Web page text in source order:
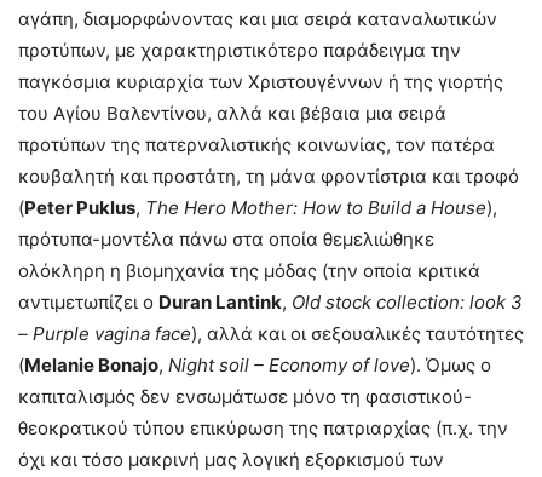
αγάπη, διαμορφώνοντας και μια σειρά καταναλωτικών
προτύπων, με χαρακτηριστικότερο παράδειγμα την
παγκόσμια κυριαρχία των Χριστουγέννων ή της γιορτής
του Αγίου Βαλεντίνου, αλλά και βέβαια μια σειρά
προτύπων της πατερναλιστικής κοινωνίας, τον πατέρα
κουβαλητή και προστάτη, τη μάνα φροντίστρια και τροφό
(Peter Puklus, The Hero Mother: How to Build a House),
πρότυπα-μοντέλα πάνω στα οποία θεμελιώθηκε
ολόκληρη η βιομηχανία της μόδας (την οποία κριτικά
αντιμετωπίζει ο Duran Lantink, Old stock collection: look 3
– Purple vagina face), αλλά και οι σεξουαλικές ταυτότητες
(Melanie Bonajo, Night soil – Economy of love). Όμως ο
καπιταλισμός δεν ενσωμάτωσε μόνο τη φασιστικού-
θεοκρατικού τύπου επικύρωση της πατριαρχίας (π.χ. την
όχι και τόσο μακρινή μας λογική εξορκισμού των